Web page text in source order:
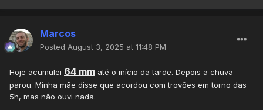
Marcos
Posted August 3, 2025 at 11:48 PM
Hoje acumulei 64 mm até o início da tarde. Depois a chuva
parou. Minha mãe disse que acordou com trovões em torno das
5h, mas não ouvi nada.